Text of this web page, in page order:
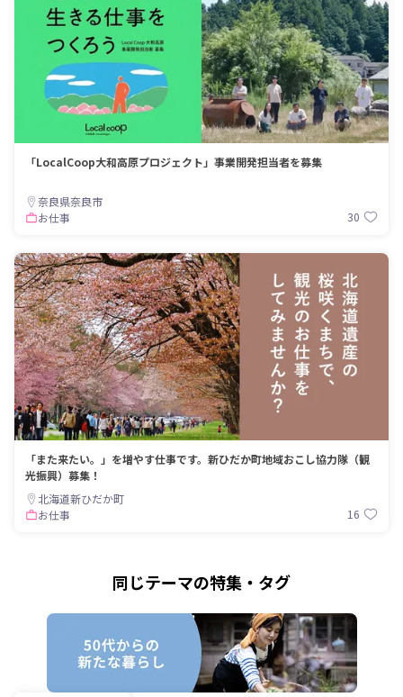
「LocalCoop大和高原プロジェクト」事業開発担当者を募集
奈良県奈良市
お仕事
30
「また来たい。」を増やす仕事です。新ひだか町地域おこし協力隊（観
光振興）募集！
北海道新ひだか町
お仕事
16
同じテーマの特集・タグ